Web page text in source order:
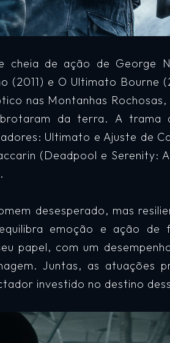
cheia de ação de George
(2011) e O Ultimato Bourne
nas Montanhas Rochosas,
da terra. A trama
Ultimato e Ajuste de
(Deadpool e Serenity:
desesperado, mas
emoção e ação de
papel, com um
Juntas, as atuações
investido no destino